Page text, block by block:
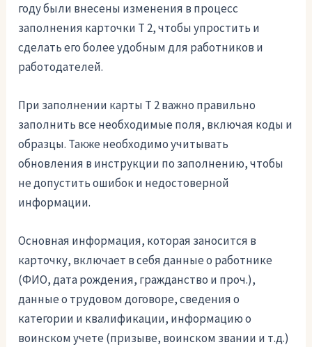
году были внесены изменения в процесс
заполнения карточки Т 2, чтобы упростить и
сделать его более удобным для работников и
работодателей.
При заполнении карты Т 2 важно правильно
заполнить все необходимые поля, включая коды и
образцы. Также необходимо учитывать
обновления в инструкции по заполнению, чтобы
не допустить ошибок и недостоверной
информации.
Основная информация, которая заносится в
карточку, включает в себя данные о работнике
(ФИО, дата рождения, гражданство и проч.),
данные о трудовом договоре, сведения о
категории и квалификации, информацию о
воинском учете (призыве, воинском звании и т.д.)